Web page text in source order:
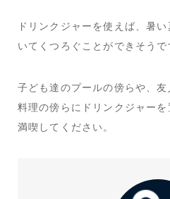
ドリンクジャーを使えば、暑
いてくつろぐことができそうで
子ども達のプールの傍らや、
料理の傍らにドリンクジャー
満喫してください。